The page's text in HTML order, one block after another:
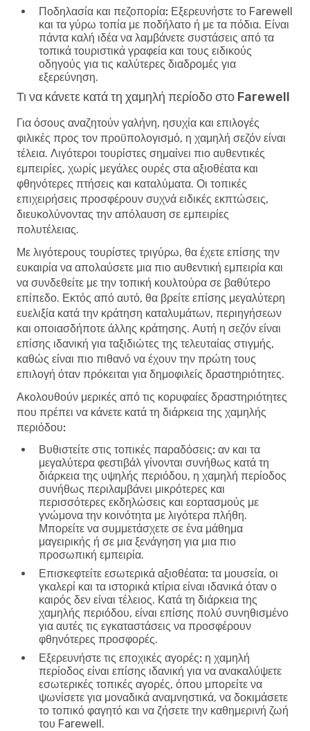
Ποδηλασία και πεζοπορία: Εξερευνήστε το Farewell
και τα γύρω τοπία με ποδήλατο ή με τα πόδια. Είναι
πάντα καλή ιδέα να λαμβάνετε συστάσεις από τα
τοπικά τουριστικά γραφεία και τους ειδικούς
οδηγούς για τις καλύτερες διαδρομές για
εξερεύνηση.
Τι να κάνετε κατά τη χαμηλή περίοδο στο Farewell
Για όσους αναζητούν γαλήνη, ησυχία και επιλογές
φιλικές προς τον προϋπολογισμό, η χαμηλή σεζόν είναι
τέλεια. Λιγότεροι τουρίστες σημαίνει πιο αυθεντικές
εμπειρίες, χωρίς μεγάλες ουρές στα αξιοθέατα και
φθηνότερες πτήσεις και καταλύματα. Οι τοπικές
επιχειρήσεις προσφέρουν συχνά ειδικές εκπτώσεις,
διευκολύνοντας την απόλαυση σε εμπειρίες
πολυτέλειας.
Με λιγότερους τουρίστες τριγύρω, θα έχετε επίσης την
ευκαιρία να απολαύσετε μια πιο αυθεντική εμπειρία και
να συνδεθείτε με την τοπική κουλτούρα σε βαθύτερο
επίπεδο. Εκτός από αυτό, θα βρείτε επίσης μεγαλύτερη
ευελιξία κατά την κράτηση καταλυμάτων, περιηγήσεων
και οποιασδήποτε άλλης κράτησης. Αυτή η σεζόν είναι
επίσης ιδανική για ταξιδιώτες της τελευταίας στιγμής,
καθώς είναι πιο πιθανό να έχουν την πρώτη τους
επιλογή όταν πρόκειται για δημοφιλείς δραστηριότητες.
Ακολουθούν μερικές από τις κορυφαίες δραστηριότητες
που πρέπει να κάνετε κατά τη διάρκεια της χαμηλής
περιόδου:
Βυθιστείτε στις τοπικές παραδόσεις: αν και τα
μεγαλύτερα φεστιβάλ γίνονται συνήθως κατά τη
διάρκεια της υψηλής περιόδου, η χαμηλή περίοδος
συνήθως περιλαμβάνει μικρότερες και
περισσότερες εκδηλώσεις και εορτασμούς με
γνώμονα την κοινότητα με λιγότερα πλήθη.
Μπορείτε να συμμετάσχετε σε ένα μάθημα
μαγειρικής ή σε μια ξενάγηση για μια πιο
προσωπική εμπειρία.
Επισκεφτείτε εσωτερικά αξιοθέατα: τα μουσεία, οι
γκαλερί και τα ιστορικά κτίρια είναι ιδανικά όταν ο
καιρός δεν είναι τέλειος. Κατά τη διάρκεια της
χαμηλής περιόδου, είναι επίσης πολύ συνηθισμένο
για αυτές τις εγκαταστάσεις να προσφέρουν
φθηνότερες προσφορές.
Εξερευνήστε τις εποχικές αγορές: η χαμηλή
περίοδος είναι επίσης ιδανική για να ανακαλύψετε
εσωτερικές τοπικές αγορές, όπου μπορείτε να
ψωνίσετε για μοναδικά αναμνηστικά, να δοκιμάσετε
το τοπικό φαγητό και να ζήσετε την καθημερινή ζωή
του Farewell.